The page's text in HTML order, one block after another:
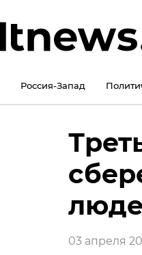
Россия-Запад
03 апреля